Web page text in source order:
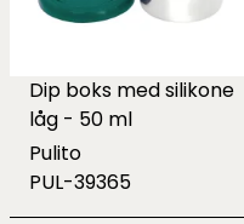
Dip boks med silikone
låg - 50 ml
Pulito
PUL-39365